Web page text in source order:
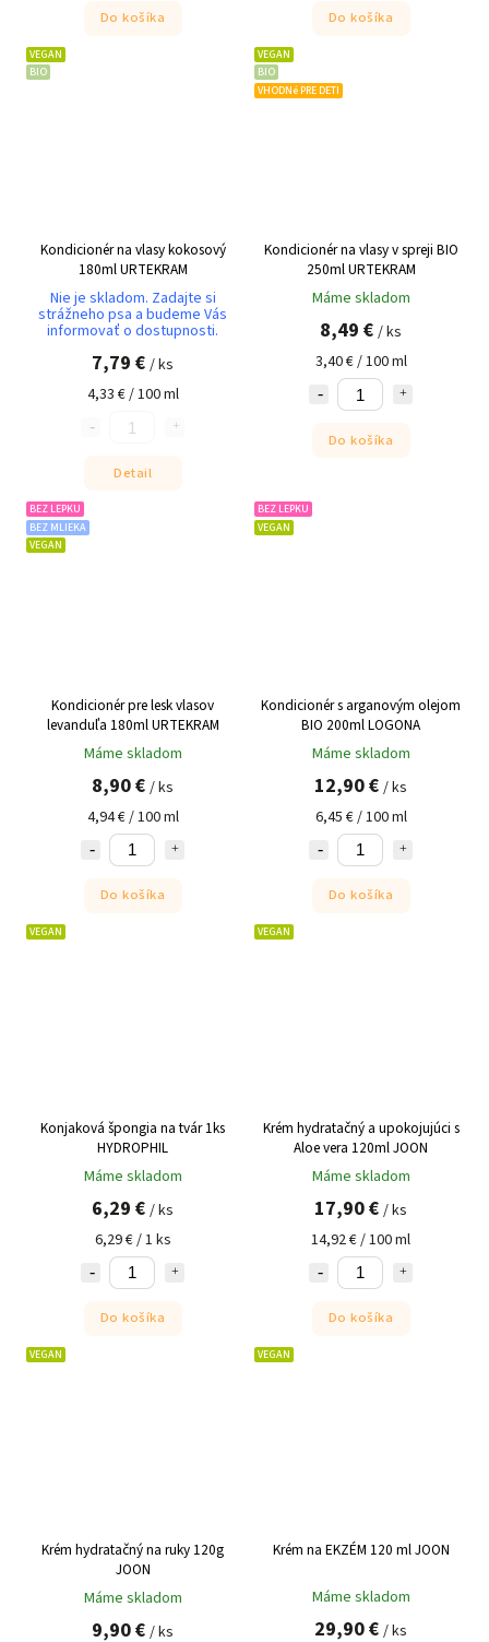
Do košíka Do košíka
VEGAN
BIO
Kondicionér na vlasy kokosový
180ml URTEKRAM
Nie je skladom. Zadajte si
strážneho psa a budeme Vás
informovať o dostupnosti.
7,79 € / ks
4,33 € / 100 ml
Detail
VEGAN
BIO
VHODNé PRE DETI
Kondicionér na vlasy v spreji BIO
250ml URTEKRAM
Máme skladom
8,49 € / ks
3,40 € / 100 ml
Do košíka
BEZ LEPKU
BEZ MLIEKA
VEGAN
Kondicionér pre lesk vlasov
levanduľa 180ml URTEKRAM
Máme skladom
8,90 € / ks
4,94 € / 100 ml
Do košíka
BEZ LEPKU
VEGAN
Kondicionér s arganovým olejom
BIO 200ml LOGONA
Máme skladom
12,90 € / ks
6,45 € / 100 ml
Do košíka
VEGAN
Konjaková špongia na tvár 1ks
HYDROPHIL
Máme skladom
6,29 € / ks
6,29 € / 1 ks
Do košíka
VEGAN
Krém hydratačný a upokojujúci s
Aloe vera 120ml JOON
Máme skladom
17,90 € / ks
14,92 € / 100 ml
Do košíka
VEGAN
Krém hydratačný na ruky 120g
JOON
Máme skladom
9,90 € / ks
VEGAN
Krém na EKZÉM 120 ml JOON
Máme skladom
29,90 € / ks